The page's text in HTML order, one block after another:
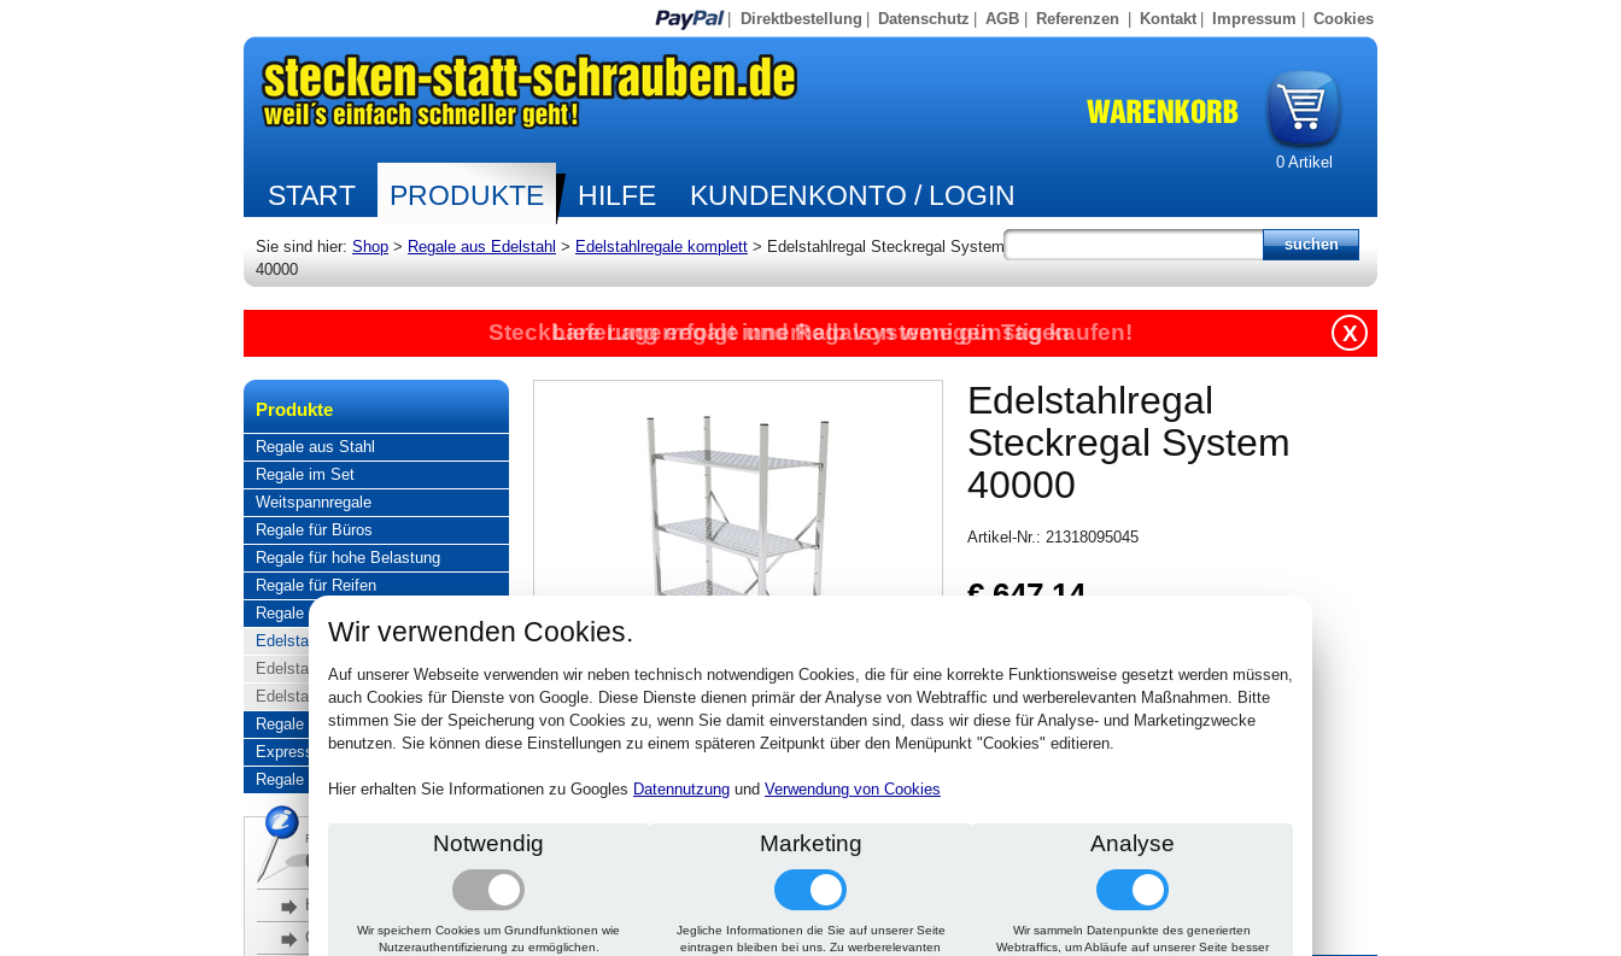
Direktbestellung Datenschutz AGB Referenzen Kontakt Impressum Cookies
0Artikel
START PRODUKTE HILFE KUNDENKONTO / LOGIN
Sie sind hier: Shop > Regale aus Edelstahl > Edelstahlregale komplett > Edelstahlregal Steckregal System
40000
Steckbare Lagerregale und Regalsysteme günstig kaufen!
Lieferung erfolgt innerhalb von wenigen Tagen X
Produkte
Regale aus Stahl
Regale im Set
Weitspannregale
Regale für Büros
Regale für hohe Belastung
Regale für Reifen
Regale aus Edelstahl
Edelstahlregale komplett
Edelstahlregal Baukasten
Edelstahlregal Kombinationen
Regale aus Aluminium
Express-Produkte
Regale Reduziert
Rückfragen, Hilfe, Bestellen?
06201 690095-0
Häufige Fragen
Glossar
Edelstahlregal
Steckregal System
40000
Artikel-Nr.: 21318095045
€ 647,14
Stck.
Technische Daten Beschreibung Zu diesem Artikel passt auch
Wir verwenden Cookies.
Auf unserer Webseite verwenden wir neben technisch notwendigen Cookies, die für eine korrekte Funktionsweise gesetzt werden müssen,
auch Cookies für Dienste von Google. Diese Dienste dienen primär der Analyse von Webtraffic und werberelevanten Maßnahmen. Bitte
stimmen Sie der Speicherung von Cookies zu, wenn Sie damit einverstanden sind, dass wir diese für Analyse- und Marketingzwecke
benutzen. Sie können diese Einstellungen zu einem späteren Zeitpunkt über den Menüpunkt "Cookies" editieren.
Hier erhalten Sie Informationen zu Googles Datennutzung und Verwendung von Cookies
Notwendig
Wir speichern Cookies um Grundfunktionen wie
Nutzerauthentifizierung zu ermöglichen.
Marketing
Jegliche Informationen die Sie auf unserer Seite
eintragen bleiben bei uns. Zu werberelevanten
Analyse
Wir sammeln Datenpunkte des generierten
Webtraffics, um Abläufe auf unserer Seite besser